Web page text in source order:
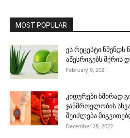
MOST POPULAR
ეს რეცეპტი
აწესრიგებს შქრის
February 9, 2021
კიდურები ხშირად
ჯანმრთელობის
შეიძლება
December 28, 2022